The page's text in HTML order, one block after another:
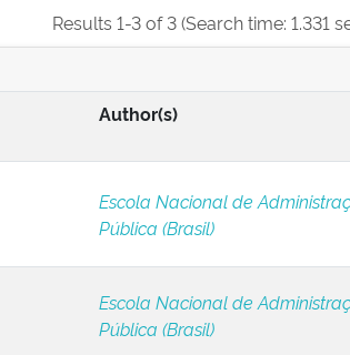
Results 1-3 of 3 (Search time: 1.331
Author(s)
Escola Nacional de
Pública (Brasil)
Escola Nacional de
Pública (Brasil)